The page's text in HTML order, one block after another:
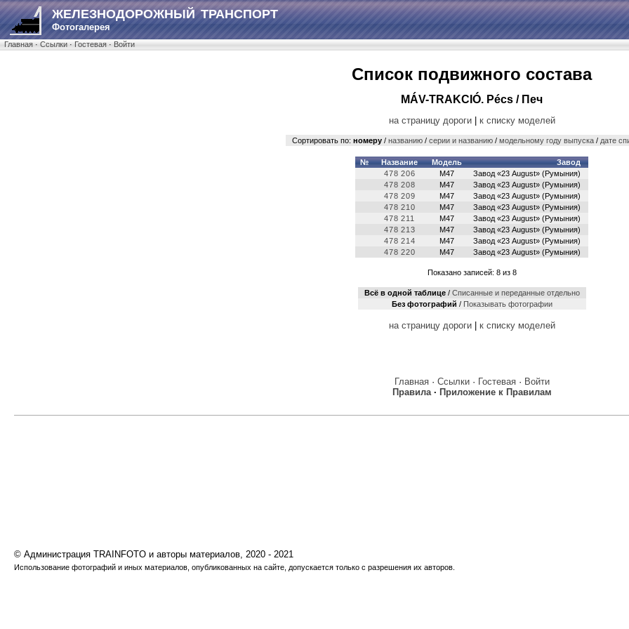
ЖЕЛЕЗНОДОРОЖНЫЙ ТРАНСПОРТ
Фотогалерея
Главная·Ссылки·Гостевая·Войти
Список подвижного состава
MÁV-TRAKCIÓ. Pécs / Печ
на страницу дороги| к списку моделей
Сортировать по: номеру/ названию/ серии и названию/ модельному году выпуска/ дате
№ Название Модель
Завод
478 206
M47
Завод «23 August» (Румыния)
478 208
M47
Завод «23 August» (Румыния)
478 209
M47
Завод «23 August» (Румыния)
478 210
M47
Завод «23 August» (Румыния)
478 211
M47
Завод «23 August» (Румыния)
478 213
M47
Завод «23 August» (Румыния)
478 214
M47
Завод «23 August» (Румыния)
478 220
M47 Завод «23 August» (Румыния)
Показано записей: 8 из 8
Всё в одной таблице/ Cписанные и переданные отдельно
Без фотографий / Показывать фотографии
на страницу дороги| к списку моделей
Главная· Ссылки· Гостевая· Войти
Правила· Приложение к Правилам
© Администрация TRAINFOTO и авторы материалов, 2020 - 2021
Использование фотографий и иных материалов, опубликованных на сайте, допускается только с разрешения их авторов.